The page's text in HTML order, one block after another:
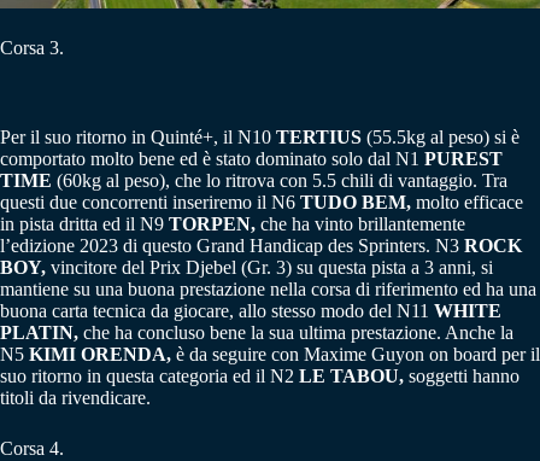
Corsa 3.
Per il suo ritorno in Quinté+, il N10 TERTIUS (55.5kg al peso) si è
comportato molto bene ed è stato dominato solo dal N1 PUREST
TIME (60kg al peso), che lo ritrova con 5.5 chili di vantaggio. Tra
questi due concorrenti inseriremo il N6 TUDO BEM, molto efficace
in pista dritta ed il N9 TORPEN, che ha vinto brillantemente
l’edizione 2023 di questo Grand Handicap des Sprinters. N3 ROCK
BOY, vincitore del Prix Djebel (Gr. 3) su questa pista a 3 anni, si
mantiene su una buona prestazione nella corsa di riferimento ed ha una
buona carta tecnica da giocare, allo stesso modo del N11 WHITE
PLATIN, che ha concluso bene la sua ultima prestazione. Anche la
N5 KIMI ORENDA, è da seguire con Maxime Guyon on board per il
suo ritorno in questa categoria ed il N2 LE TABOU, soggetti hanno
titoli da rivendicare.
Corsa 4.